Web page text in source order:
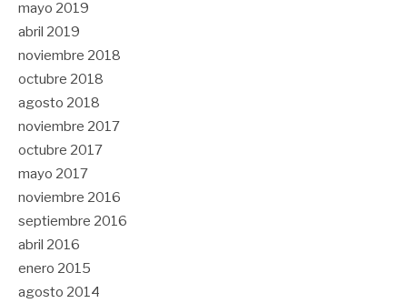
mayo 2019
abril 2019
noviembre 2018
octubre 2018
agosto 2018
noviembre 2017
octubre 2017
mayo 2017
noviembre 2016
septiembre 2016
abril 2016
enero 2015
agosto 2014